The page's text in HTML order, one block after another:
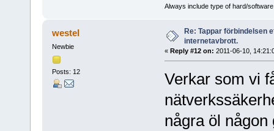
Always include type of hard/
westel
Newbie
Posts: 12
Re: Tappar förbindelsen
internetavbrott.
« Reply #12 on: 2011-06-10,
Verkar som vi
några öl någon